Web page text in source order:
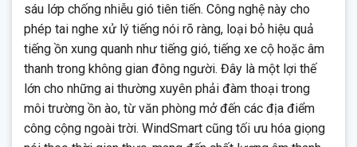
sáu lớp chống nhiễu gió tiên tiến. Công nghệ này cho
phép tai nghe xử lý tiếng nói rõ ràng, loại bỏ hiệu quả
tiếng ồn xung quanh như tiếng gió, tiếng xe cộ hoặc âm
thanh trong không gian đông người. Đây là một lợi thế
lớn cho những ai thường xuyên phải đàm thoại trong
môi trường ồn ào, từ văn phòng mở đến các địa điểm
công cộng ngoài trời. WindSmart cũng tối ưu hóa giọng